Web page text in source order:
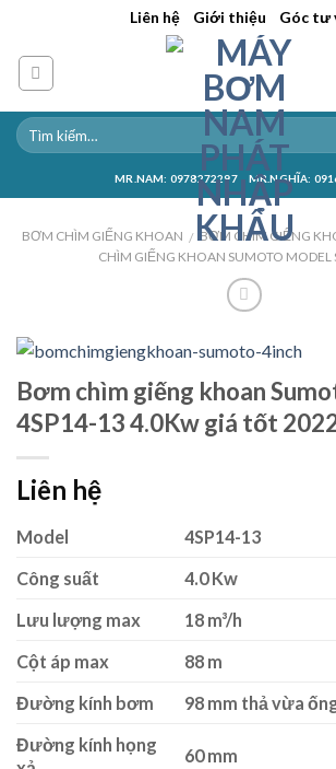
content
Liên hệ Giới thiệu Góc tư
MR.NAM: 0978272297 MR.NGHĨA:
BƠM CHÌM GIẾNG KHOAN / BƠM CHÌM GIẾNG
CHÌM GIẾNG KHOAN SUMOTO MODEL
Bơm chìm giếng khoan
4SP14-13 4.0Kw giá tốt
Liên hệ
Model
4SP14-13
Công suất
4.0 Kw
Lưu lượng max
18 m³/h
Cột áp max
88 m
Đường kính bơm
98 mm thả vừa
Đường kính họng
60 mm